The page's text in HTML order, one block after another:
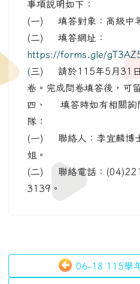
事項說明如下：
(一) 填答對象：高級中
(二) 填答網址：
https://forms.gle/
(三) 請於115年5月31日
卷。完成問卷填答後，可
四、 填答時如有相關詢
隊：
(一) 聯絡人：李宜麟博
姐。
(二) 聯絡電話：
3139。
06-18 115學